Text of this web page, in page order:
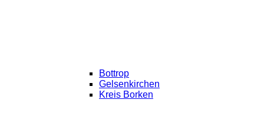
Bottrop
Gelsenkirchen
Kreis Borken